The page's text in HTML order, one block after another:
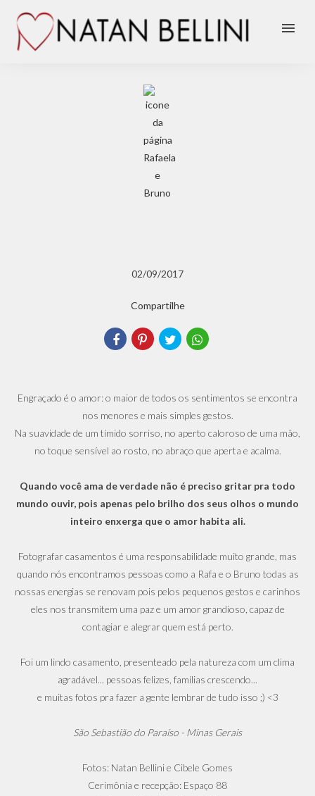
menu
02/09/2017
Compartilhe
Engraçado é o amor: o maior de todos os sentimentos se encontra
nos menores e mais simples gestos.
Na suavidade de um tímido sorriso, no aperto caloroso de uma mão,
no toque sensível ao rosto, no abraço que aperta e acalma.
Quando você ama de verdade não é preciso gritar pra todo
mundo ouvir, pois apenas pelo brilho dos seus olhos o mundo
inteiro enxerga que o amor habita ali.
Fotografar casamentos é uma responsabilidade muito grande, mas
quando nós encontramos pessoas como a Rafa e o Bruno todas as
nossas energias se renovam pois pelos pequenos gestos e carinhos
eles nos transmitem uma paz e um amor grandioso, capaz de
contagiar e alegrar quem está perto.
Foi um lindo casamento, presenteado pela natureza com um clima
agradável... pessoas felizes, famílias crescendo...
e muitas fotos pra fazer a gente lembrar de tudo isso ;) <3
São Sebastião do Paraíso - Minas Gerais
Fotos: Natan Bellini e Cibele Gomes
Cerimônia e recepção: Espaço 88